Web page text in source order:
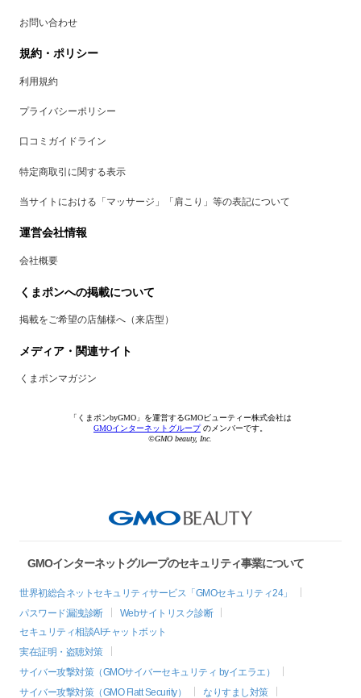
お問い合わせ
規約・ポリシー
利用規約
プライバシーポリシー
口コミガイドライン
特定商取引に関する表示
当サイトにおける「マッサージ」「肩こり」等の表記について
運営会社情報
会社概要
くまポンへの掲載について
掲載をご希望の店舗様へ（来店型）
メディア・関連サイト
くまポンマガジン
「くまポンbyGMO」を運営するGMOビューティー株式会社は
GMOインターネットグループのメンバーです。
©GMO beauty, Inc.
GMOインターネットグループのセキュリティ事業について
世界初総合ネットセキュリティサービス「GMOセキュリティ24」
パスワード漏洩診断
Webサイトリスク診断
セキュリティ相談AIチャットボット
実在証明・盗聴対策
サイバー攻撃対策（GMOサイバーセキュリティ byイエラエ）
サイバー攻撃対策（GMO Flatt Security）
なりすまし対策